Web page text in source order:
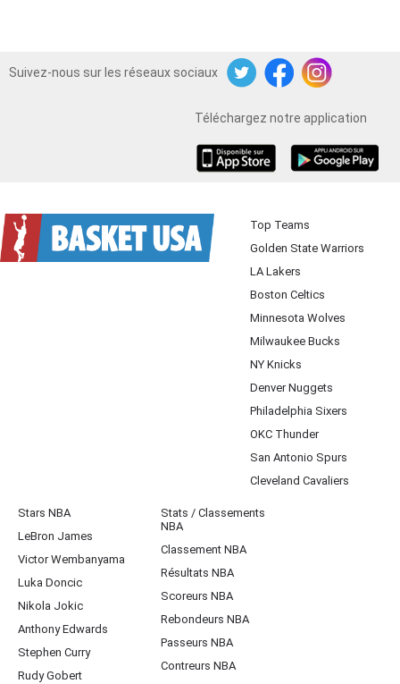
Suivez-nous sur les réseaux sociaux
TwitterFacebookInstagram
Téléchargez notre application
Top Teams
Golden State Warriors
LA Lakers
Boston Celtics
Minnesota Wolves
Milwaukee Bucks
NY Knicks
Denver Nuggets
Philadelphia Sixers
OKC Thunder
San Antonio Spurs
Cleveland Cavaliers
Stars NBA
LeBron James
Victor Wembanyama
Luka Doncic
Nikola Jokic
Anthony Edwards
Stephen Curry
Rudy Gobert
Stats / Classements
NBA
Classement NBA
Résultats NBA
Scoreurs NBA
Rebondeurs NBA
Passeurs NBA
Contreurs NBA